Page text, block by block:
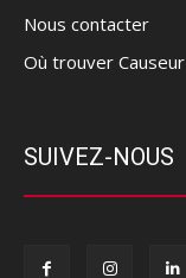
Nous contacter
Où trouver
SUIVEZ-NOUS